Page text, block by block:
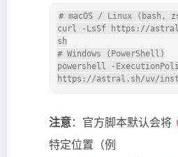
# macOS / Linux (bash,
curl -LsSf https://
sh
# Windows (PowerShell)
powershell -
注意：官方脚本默认会将
特定位置（例